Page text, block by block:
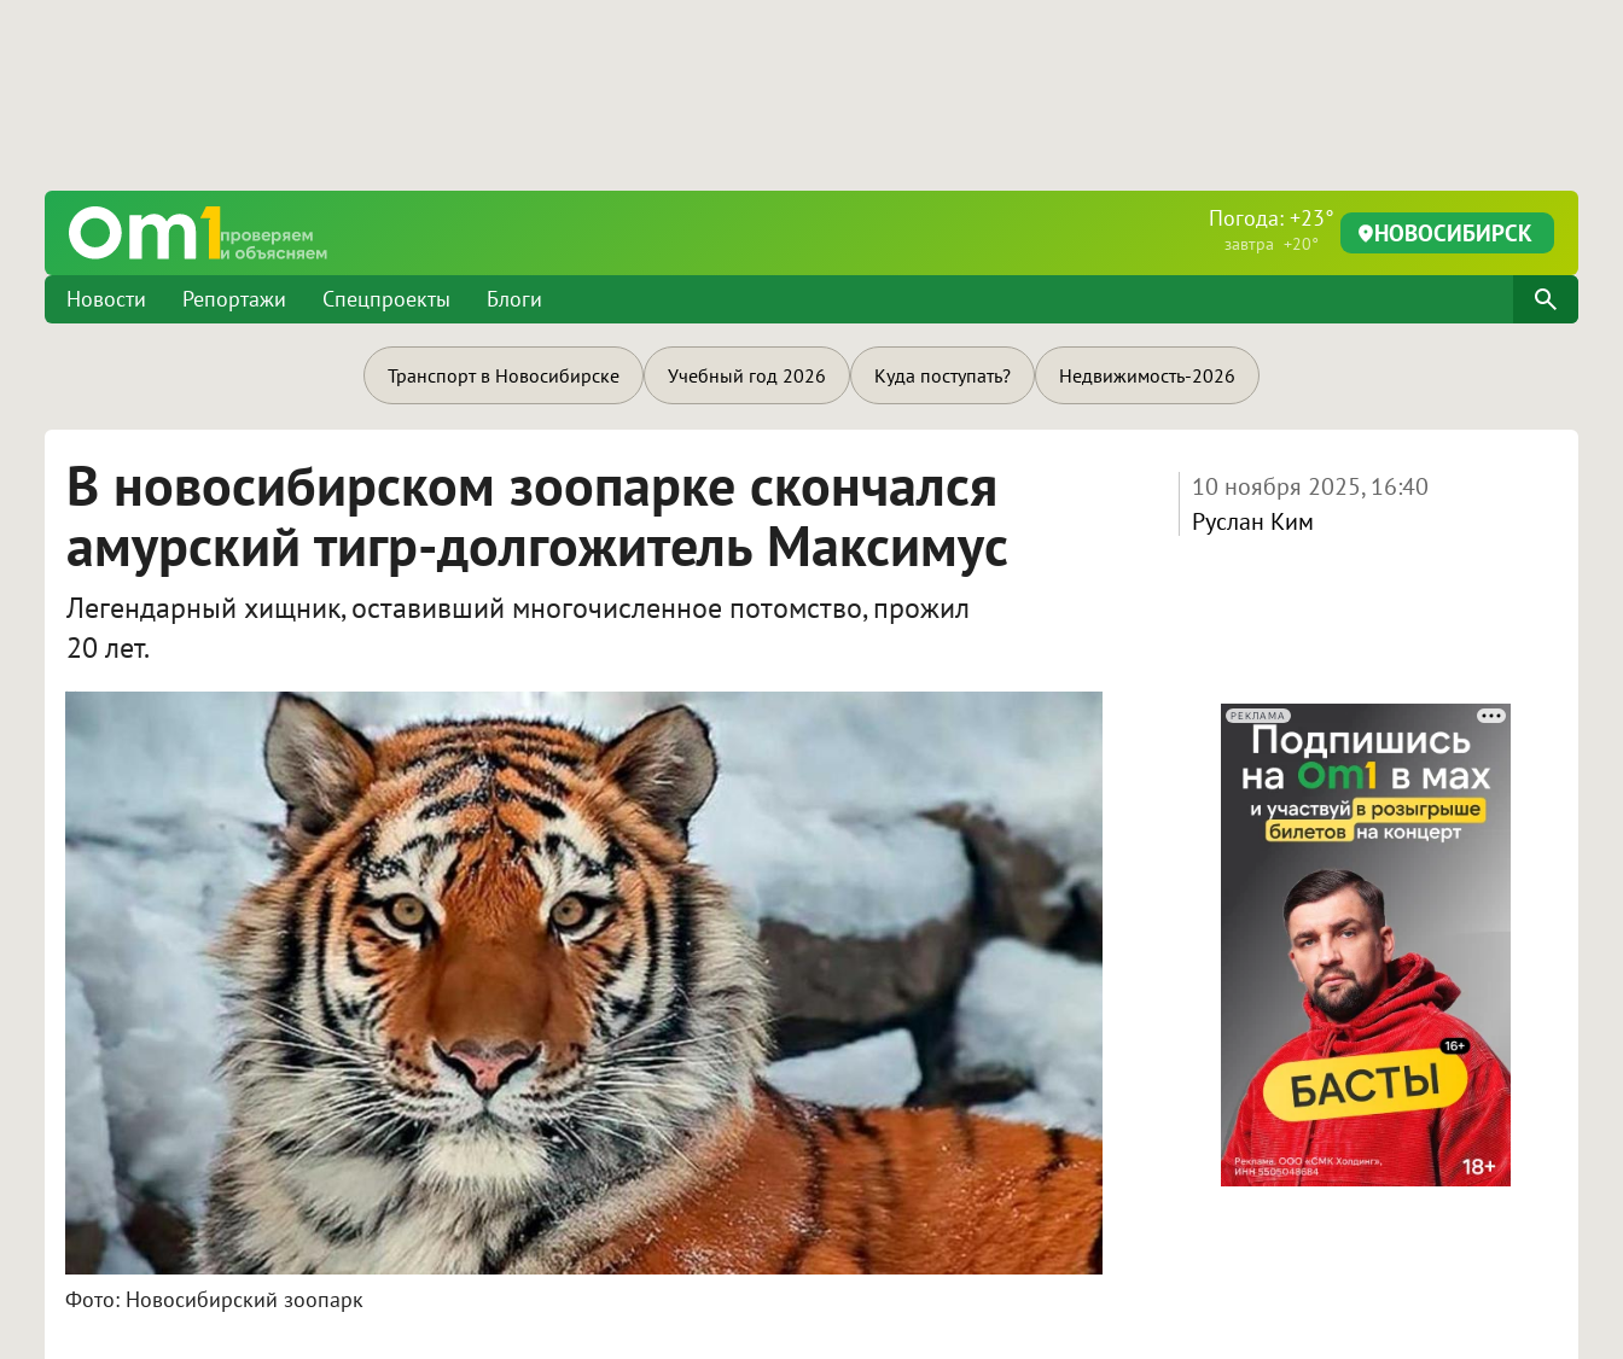
Погода: +23°
завтра +20° НОВОСИБИРСК
Новости Репортажи Спецпроекты Блоги
Транспорт в Новосибирске Учебный год 2026 Куда поступать? Недвижимость-2026
В новосибирском зоопарке скончался
амурский тигр-долгожитель Максимус
Легендарный хищник, оставивший многочисленное потомство, прожил
20 лет.
10 ноября 2025, 16:40
Руслан Ким
РЕКЛАМА
Фото: Новосибирский зоопарк